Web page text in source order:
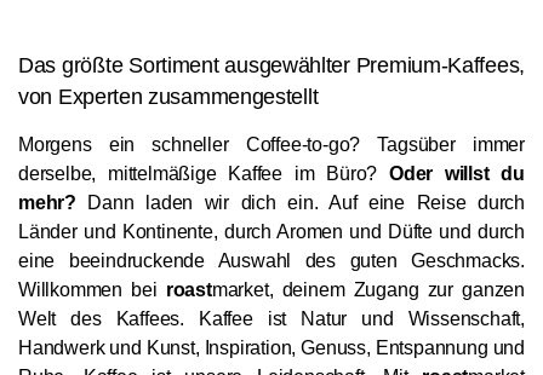
Das größte Sortiment ausgewählter Premium-Kaffees,
von Experten zusammengestellt
Morgens ein schneller Coffee-to-go? Tagsüber immer
derselbe, mittelmäßige Kaffee im Büro? Oder willst du
mehr? Dann laden wir dich ein. Auf eine Reise durch
Länder und Kontinente, durch Aromen und Düfte und durch
eine beeindruckende Auswahl des guten Geschmacks.
Willkommen bei roastmarket, deinem Zugang zur ganzen
Welt des Kaffees. Kaffee ist Natur und Wissenschaft,
Handwerk und Kunst, Inspiration, Genuss, Entspannung und